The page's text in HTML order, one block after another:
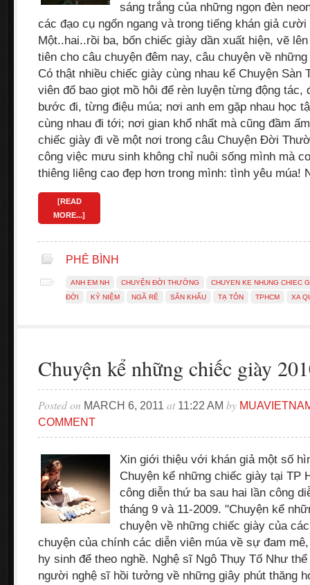
sáng trắng của những ngọn đèn
các đạo cụ ngổn ngang và trong tiếng khán giả
Một..hai..rồi ba, bốn chiếc giày dần xuất hiện, vẽ
tiên cho câu chuyện đêm nay, câu chuyện về
Có thật nhiều chiếc giày cùng nhau kể Chuyện Sàn
viên đổ bao giọt mồ hôi để rèn luyện từng động tác,
bước đi, từng điệu múa; nơi anh em gặp nhau học
cùng nhau đi tới; nơi gian khổ nhất mà cũng đầm
chiếc giày đi về một nơi trong câu Chuyện Đời
công việc mưu sinh không chỉ nuôi sống mình mà
thiêng liêng cao đẹp hơn trong mình: tình yêu
[READ
MORE...]
PHÊ BÌNH
ANH EM NH CHUYỆN ĐỜI THƯỜNG
CHUYEN KE NHUNG CHIEC
ĐỜI
KỶ NIỆM NGÃ RẼ SÂN KHẤU TẠ TÔN TPHCM XA
Chuyện kể những chiếc giày
Posted on MARCH 6, 2011 at 11:22 AM by
COMMENT
Xin giới thiệu với khán giả một số
Chuyện kể những chiếc giày tại TP
công diễn thứ ba sau hai lần công
tháng 9 và 11-2009. "Chuyện kể
chuyện về những chiếc giày của
chuyện của chính các diễn viên múa về sự đam
hy sinh để theo nghề. Nghệ sĩ Ngô Thụy Tố Như
người nghệ sĩ hồi tưởng về những giây phút thăng